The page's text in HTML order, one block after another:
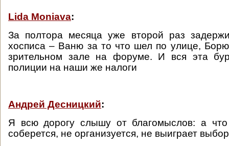
Lida Moniava:
За полтора месяца уже второй раз
хосписа – Ваню за то что шел по улице,
зрительном зале на форуме. И вся эта
полиции на наши же налоги
Андрей Десницкий:
Я всю дорогу слышу от благомыслов: а
соберется, не организуется, не выиграет